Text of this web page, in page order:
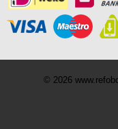
© 2026